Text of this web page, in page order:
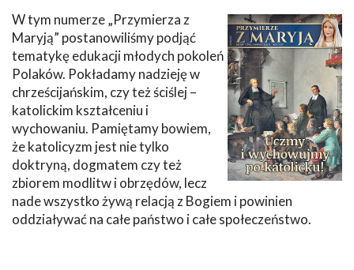
W tym numerze „Przymierza z
Maryją” postanowiliśmy podjąć
tematykę edukacji młodych pokoleń
Polaków. Pokładamy nadzieję w
chrześcijańskim, czy też ściślej –
katolickim kształceniu i
wychowaniu. Pamiętamy bowiem,
że katolicyzm jest nie tylko
doktryną, dogmatem czy też
zbiorem modlitw i obrzędów, lecz
nade wszystko żywą relacją z Bogiem i powinien
oddziaływać na całe państwo i całe społeczeństwo.